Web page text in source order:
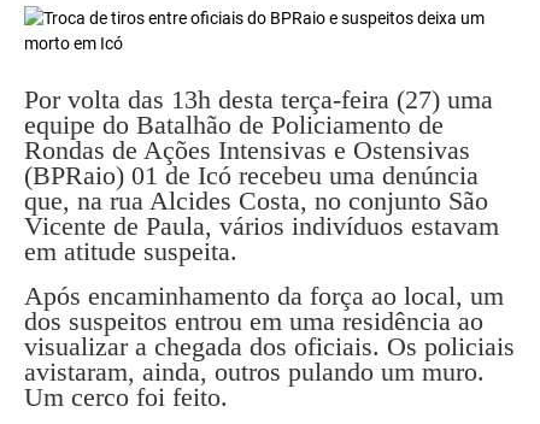
Por volta das 13h desta terça-feira (27) uma
equipe do Batalhão de Policiamento de
Rondas de Ações Intensivas e Ostensivas
(BPRaio) 01 de Icó recebeu uma denúncia
que, na rua Alcides Costa, no conjunto São
Vicente de Paula, vários indivíduos estavam
em atitude suspeita.
Após encaminhamento da força ao local, um
dos suspeitos entrou em uma residência ao
visualizar a chegada dos oficiais. Os policiais
avistaram, ainda, outros pulando um muro.
Um cerco foi feito.